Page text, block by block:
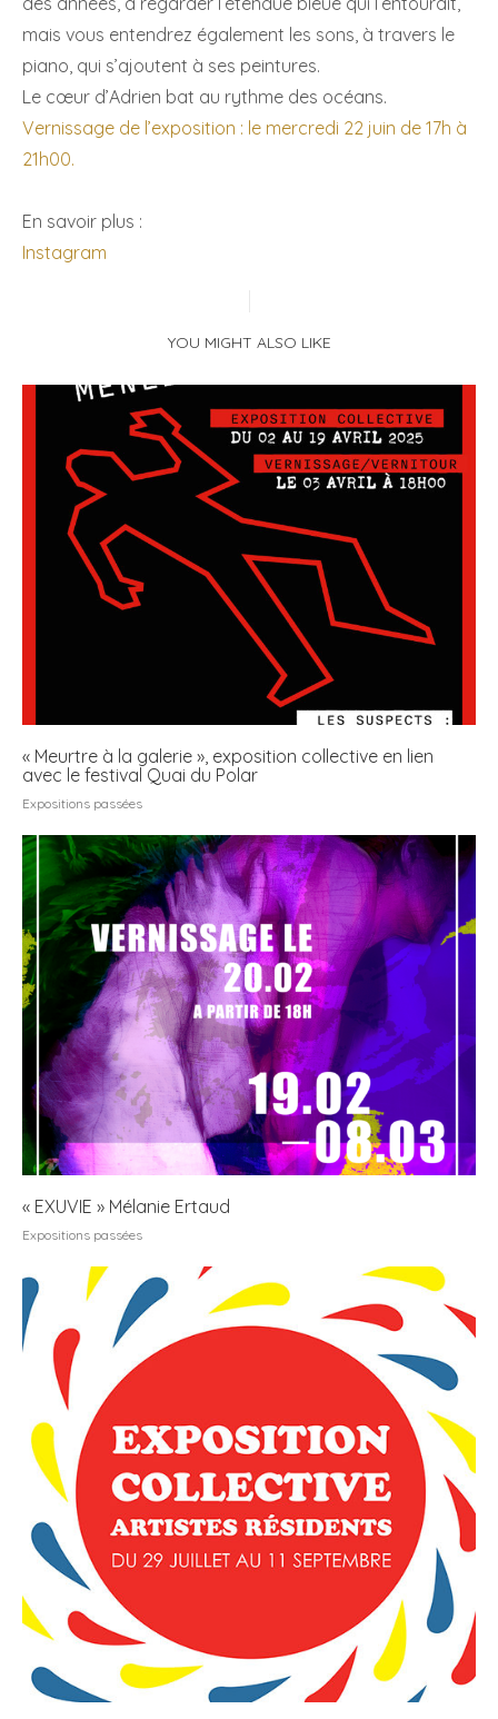
mais vous entendrez également les sons, à travers le
piano, qui s’ajoutent à ses peintures.
Le cœur d’Adrien bat au rythme des océans.
Vernissage de l’exposition : le mercredi 22 juin de 17h à
21h00.
En savoir plus :
Instagram
YOU MIGHT ALSO LIKE
« Meurtre à la galerie », exposition collective en lien
avec le festival Quai du Polar
Expositions passées
« EXUVIE » Mélanie Ertaud
Expositions passées